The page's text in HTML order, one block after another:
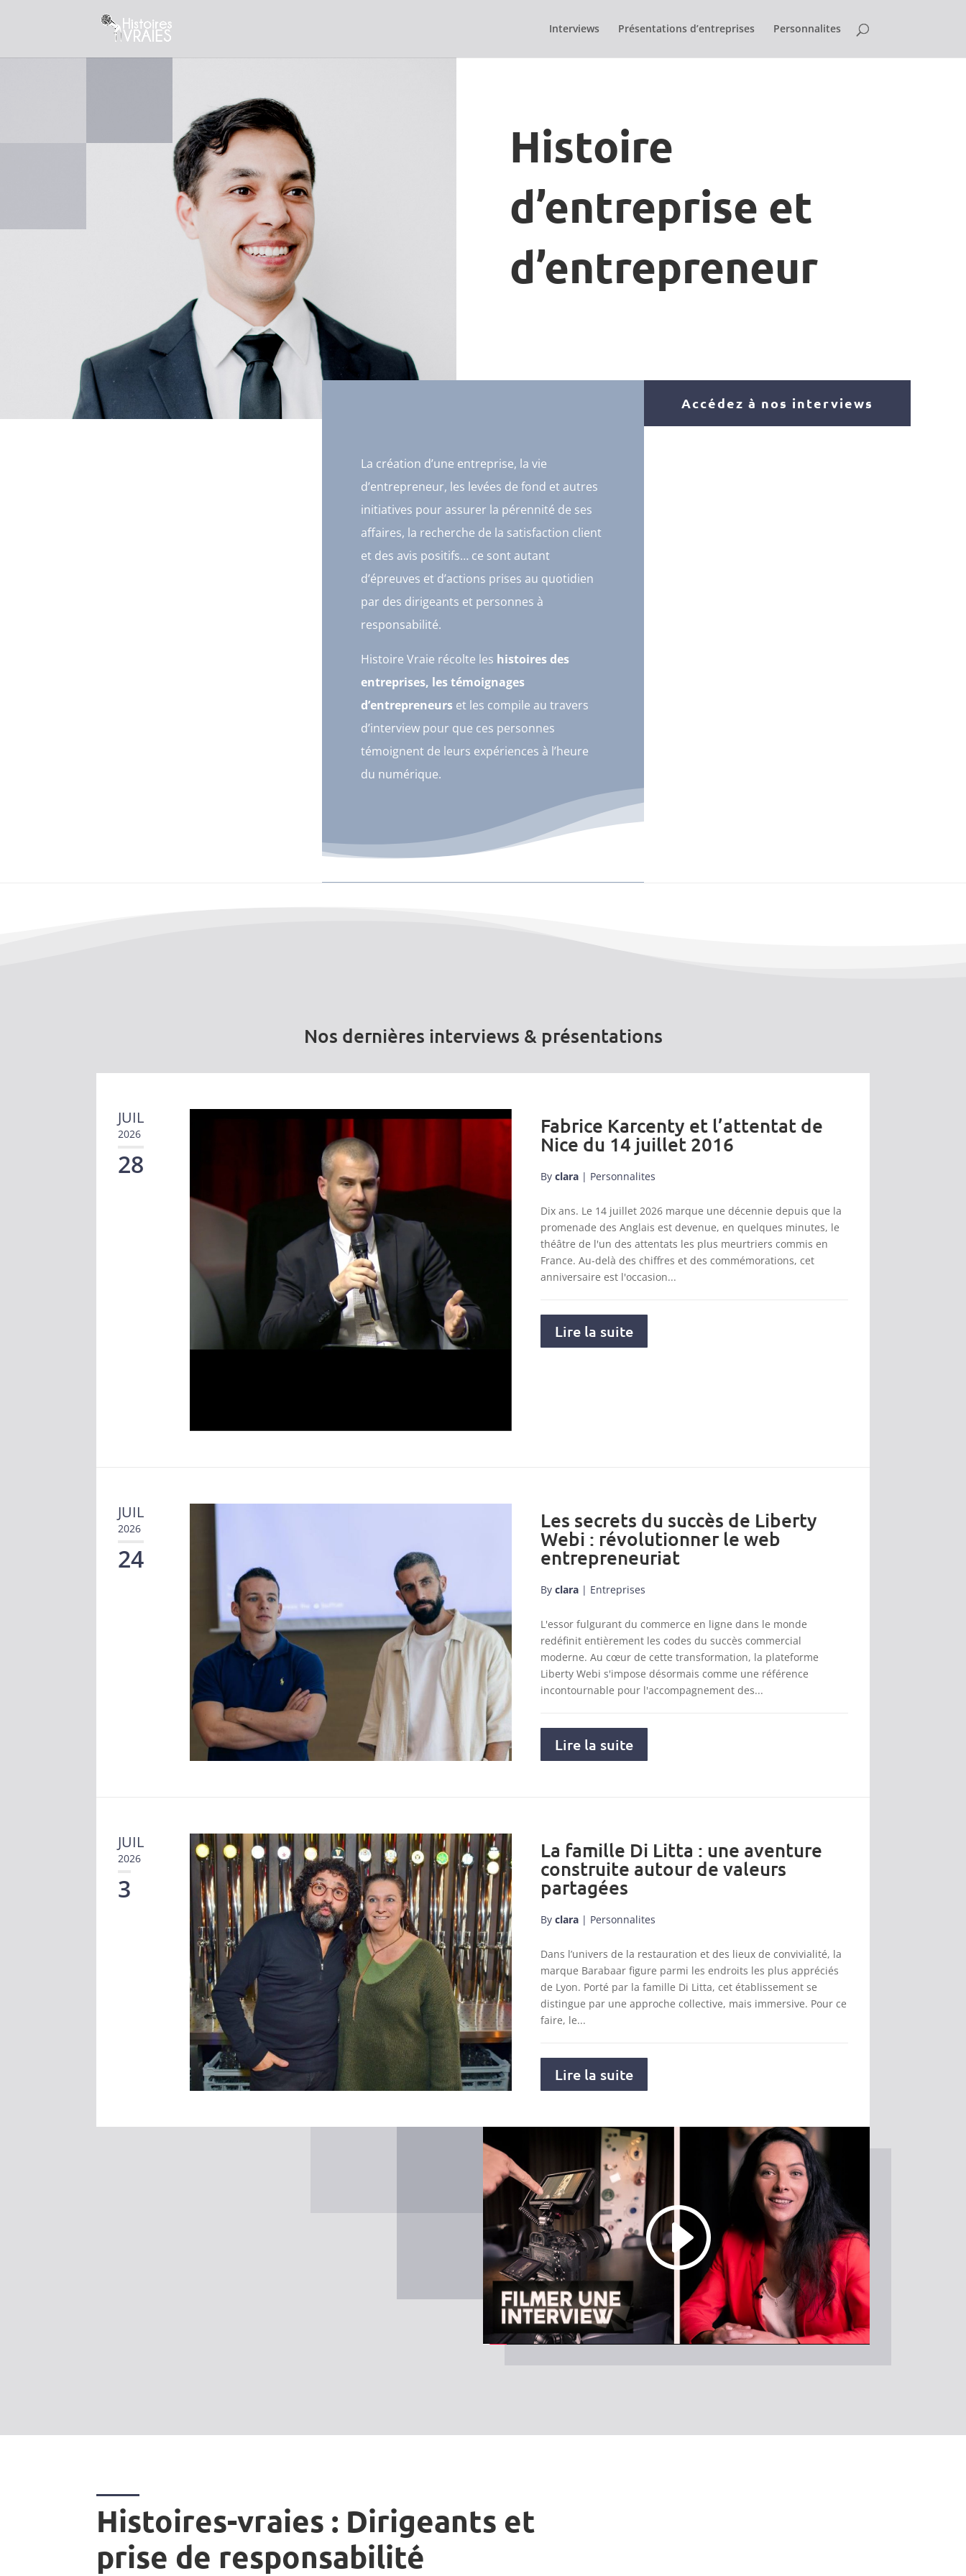
Interviews Présentations d’entreprises Personnalites
Histoire
d’entreprise et
d’entrepreneur
La création d’une entreprise, la vie
d’entrepreneur, les levées de fond et autres
initiatives pour assurer la pérennité de ses
affaires, la recherche de la satisfaction client
et des avis positifs… ce sont autant
d’épreuves et d’actions prises au quotidien
par des dirigeants et personnes à
responsabilité.
Histoire Vraie récolte les histoires des
entreprises, les témoignages
d’entrepreneurset les compile au travers
d’interview pour que ces personnes
témoignent de leurs expériences à l’heure
du numérique.
Accédez à nos interviews
Nos dernières interviews & présentations
JUIL
2026
28
Fabrice Karcenty et l’attentat de
Nice du 14 juillet 2016
By clara | Personnalites
Dix ans. Le 14 juillet 2026 marque une décennie depuis que la
promenade des Anglais est devenue, en quelques minutes, le
théâtre de l'un des attentats les plus meurtriers commis en
France. Au-delà des chiffres et des commémorations, cet
anniversaire est l'occasion...
Lire la suite
JUIL
2026
24
Les secrets du succès de Liberty
Webi : révolutionner le web
entrepreneuriat
By clara | Entreprises
L'essor fulgurant du commerce en ligne dans le monde
redéfinit entièrement les codes du succès commercial
moderne. Au cœur de cette transformation, la plateforme
Liberty Webi s'impose désormais comme une référence
incontournable pour l'accompagnement des...
Lire la suite
JUIL
2026
3
La famille Di Litta : une aventure
construite autour de valeurs
partagées
By clara | Personnalites
Dans l’univers de la restauration et des lieux de convivialité, la
marque Barabaar figure parmi les endroits les plus appréciés
de Lyon. Porté par la famille Di Litta, cet établissement se
distingue par une approche collective, mais immersive. Pour ce
faire, le...
Lire la suite
Histoires-vraies : Dirigeants et
prise de responsabilité